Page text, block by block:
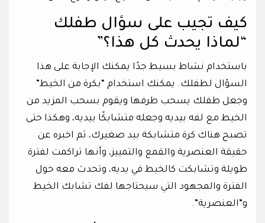
كيف تجيب على سؤال طفلك
“لماذا يحدث كل هذا؟”
باستخدام نشاط بسيط جدًا يمكنك الإجابة على هذا
السؤال لطفلك. يمكنك استخدام “بكرة من الخيط”
وجعل طفلك يسحب طرفها ويقوم بسحب المزيد من
الخيط مع لفه بيديه وجعله متشابكًا بيديه، وهكذا حتى
تصبح هناك كرة متشابكة بيد صغيرك، ثم اخبره عن
حقيقة العنصرية والقمع والتمييز، وأنها تراكمت لفترة
طويلة وتشابكت كالخيط في يديه، وتحدث معه حول
الفترة والمجهود التي سيحتاجها لفك تشابك الخيط
و”العنصرية”.